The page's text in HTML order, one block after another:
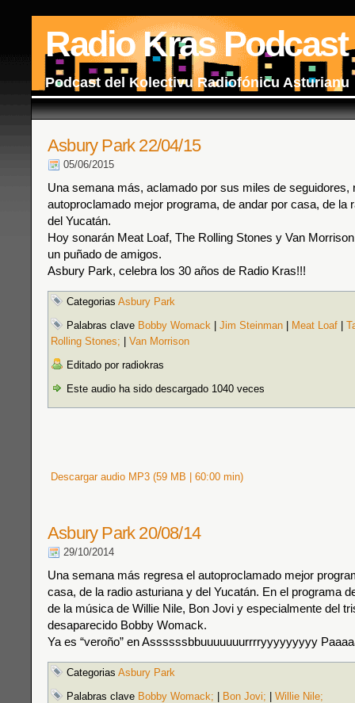
Radio Kras Podcast
Podcast del Kolectivu Radiofónicu Asturianu
Asbury Park 22/04/15
05/06/2015
Una semana más, aclamado por sus miles de seguidores,
autoproclamado mejor programa, de andar por casa, de la
del Yucatán.
Hoy sonarán Meat Loaf, The Rolling Stones y Van
un puñado de amigos.
Asbury Park, celebra los 30 años de Radio Kras!!!
Categorias Asbury Park
Palabras clave Bobby Womack Jim Steinman Meat Loaf
Rolling Stones;
Van Morrison
Editado por radiokras
Este audio ha sido descargado 1040 veces
Descargar audio MP3 (59 MB | 60:00 min)
Asbury Park 20/08/14
29/10/2014
Una semana más regresa el autoproclamado mejor
casa, de la radio asturiana y del Yucatán. En el programa
de la música de Willie Nile, Bon Jovi y especialmente del
desaparecido Bobby Womack.
Ya es “veroño” en Assssssbbuuuuuuurrrryyyyyyyyy
Categorias Asbury Park
Palabras clave Bobby Womack; Bon Jovi;
Willie Nile;